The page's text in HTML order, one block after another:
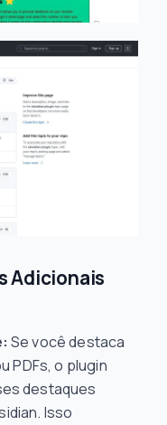
Adicionais
Se você destaca
PDFs, o plugin
destaques
Isso